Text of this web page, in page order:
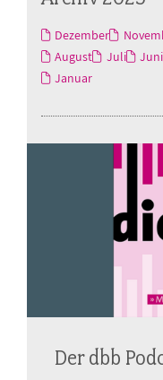
Dezember
August
Juli Juni
Januar
Der dbb